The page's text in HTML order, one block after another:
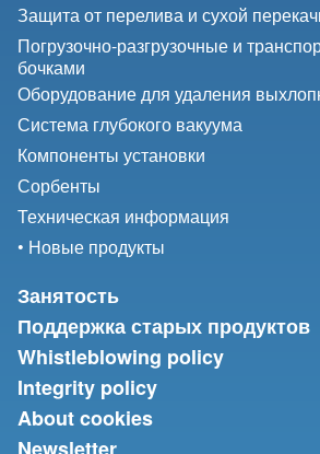
Защита от перелива и сухой
Погрузочно-разгрузочные и
бочками
Оборудование для удаления
Система глубокого вакуума
Компоненты установки
Сорбенты
Техническая информация
• Новые продукты
Занятость
Поддержка старых продуктов
Whistleblowing policy
Integrity policy
About cookies